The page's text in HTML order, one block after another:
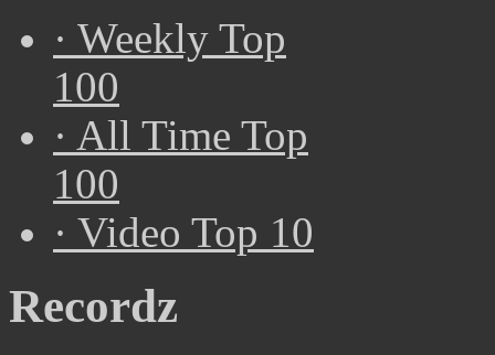
· Weekly Top
100
· All Time Top
100
· Video Top 10
Recordz